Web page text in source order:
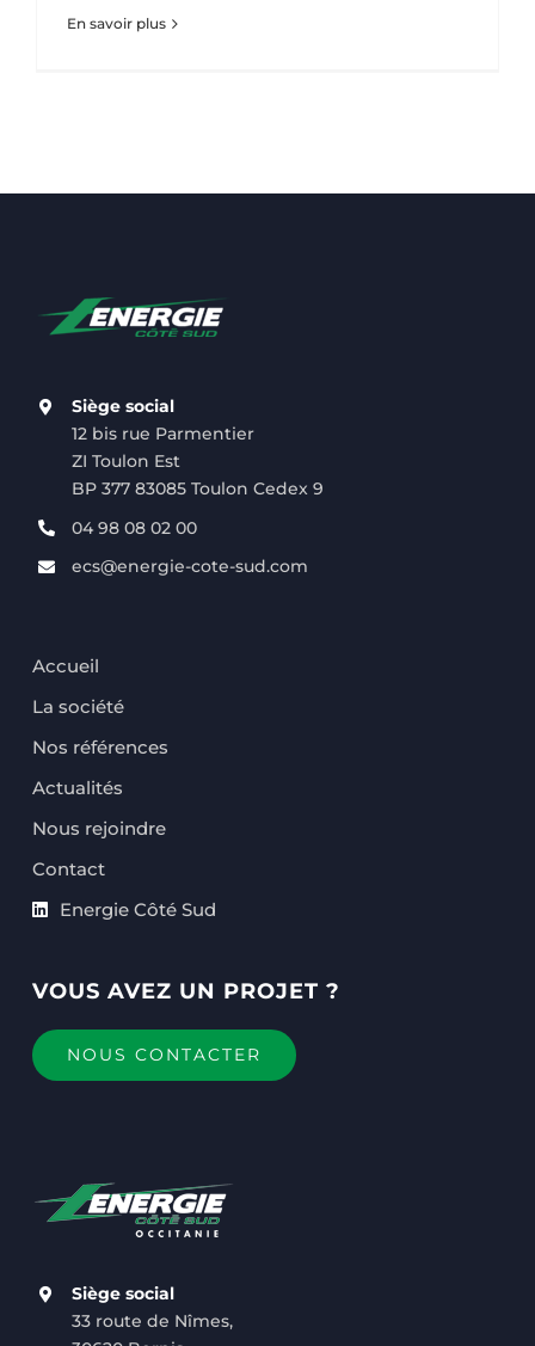
En savoir plus
Siège social
12 bis rue Parmentier
ZI Toulon Est
BP 377 83085 Toulon Cedex 9
04 98 08 02 00
ecs@energie-cote-sud.com
Siège social
33 route de Nîmes,
Accueil
La société
Nos références
Actualités
Nous rejoindre
Contact
Energie Côté Sud
VOUS AVEZ UN PROJET ?
NOUS CONTACTER